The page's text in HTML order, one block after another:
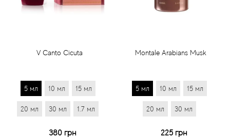
V Canto Cicuta
5 мл 10 мл 15 мл
20 мл 30 мл 1.7 мл
380 грн
Montale Arabians Musk
5 мл 10 мл 15 мл
20 мл 30 мл
225 грн